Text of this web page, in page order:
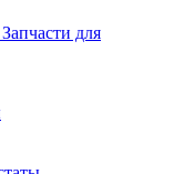
Запчасти для